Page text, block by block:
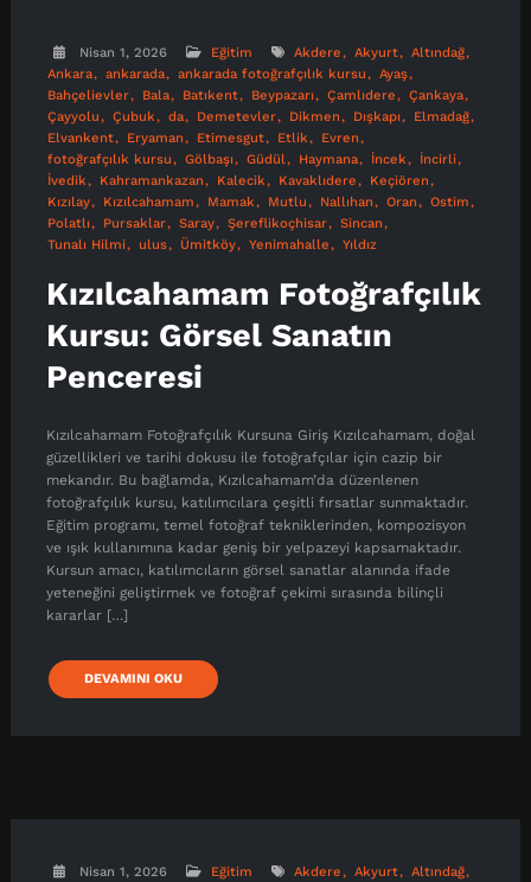
Nisan 1, 2026 Eğitim Akdere Akyurt
Altındağ
Ankara
ankarada ankarada fotoğrafçılık kursu
Ayaş
Bahçelievler
Bala Batıkent Beypazarı Çamlıdere
Çankaya
Çayyolu
Çubuk da Demetevler Dikmen Dışkapı
Elmadağ
Elvankent
Eryaman Etimesgut Etlik
Evren
fotoğrafçılık kursu
Gölbaşı Güdül Haymana İncek
İncirli
İvedik
Kahramankazan Kalecik Kavaklıdere
Keçiören
Kızılay
Kızılcahamam Mamak Mutlu Nallıhan Oran
Ostim
Polatlı
Pursaklar Saray Şereflikoçhisar
Sincan
Tunalı Hilmi
ulus Ümitköy Yenimahalle Yıldız
Kızılcahamam Fotoğrafçılık
Kursu: Görsel Sanatın
Penceresi
Kızılcahamam Fotoğrafçılık Kursuna Giriş Kızılcahamam, doğal
güzellikleri ve tarihi dokusu ile fotoğrafçılar için cazip bir
mekandır. Bu bağlamda, Kızılcahamam’da düzenlenen
fotoğrafçılık kursu, katılımcılara çeşitli fırsatlar sunmaktadır.
Eğitim programı, temel fotoğraf tekniklerinden, kompozisyon
ve ışık kullanımına kadar geniş bir yelpazeyi kapsamaktadır.
Kursun amacı, katılımcıların görsel sanatlar alanında ifade
yeteneğini geliştirmek ve fotoğraf çekimi sırasında bilinçli
kararlar […]
DEVAMINI OKU
Nisan 1, 2026 Eğitim Akdere Akyurt
Altındağ